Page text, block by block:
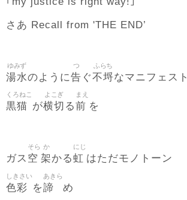
さあ Recall from 'THE END’
湯水
ゆみず
のように告
つ
ぐ不埒
ふらち
なマニフェスト
黒猫
くろねこ
が横切
よこぎ
る前
まえ
を
ガス 空
そら
架
か
かる虹
にじ
はただモノトーン
色彩
しきさい
を諦
あきら
め